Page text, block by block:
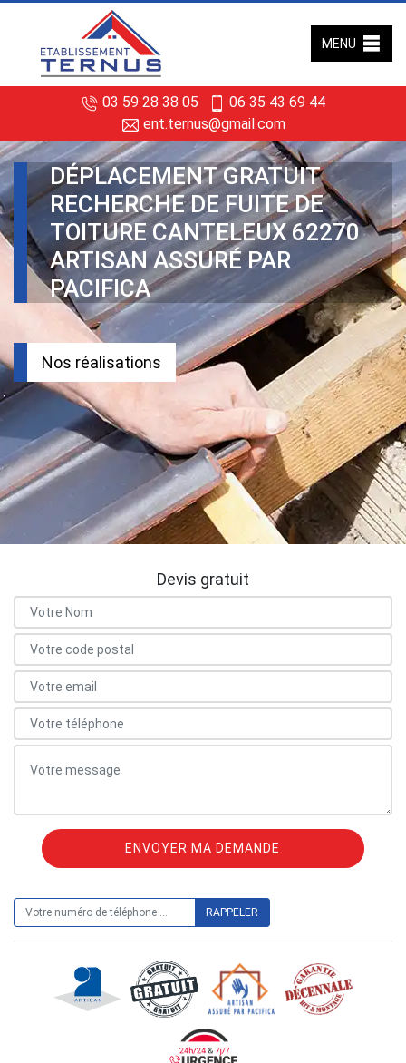
03 59 28 38 05
06 35 43 69 44
ent.ternus@gmail.com
MENU
DÉPLACEMENT GRATUIT
RECHERCHE DE FUITE DE
TOITURE CANTELEUX 62270
ARTISAN ASSURÉ PAR
PACIFICA
Nos réalisations
Devis gratuit